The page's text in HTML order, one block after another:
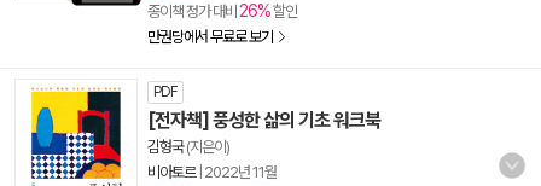
종이책 정가 대비 26%할인
만권당에서 무료로 보기
PDF
[전자책] 풍성한 삶의 기초 워크북
김형국(지은이)
비아토르| 2022년 11월